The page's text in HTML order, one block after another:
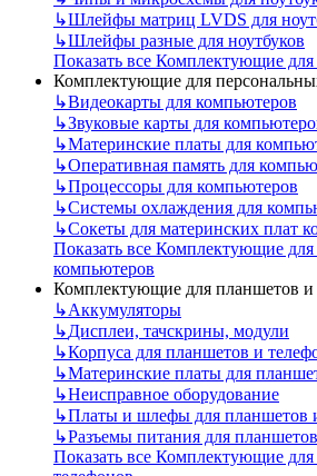
↳Шлейфы матриц LVDS для
↳Шлейфы разные для ноутбуков
Показать все Комплектующие для
Комплектующие для
↳Видеокарты для компьютеров
↳Звуковые карты для
↳Материнские платы для
↳Оперативная память для
↳Процессоры для компьютеров
↳Системы охлаждения для
↳Сокеты для материнских плат
Показать все Комплектующие
компьютеров
Комплектующие для планшетов и
↳Аккумуляторы
↳Дисплеи, тачскрины, модули
↳Корпуса для планшетов и
↳Материнские платы для
↳Неисправное оборудование
↳Платы и шлефы для планшетов
↳Разъемы питания для
Показать все Комплектующие